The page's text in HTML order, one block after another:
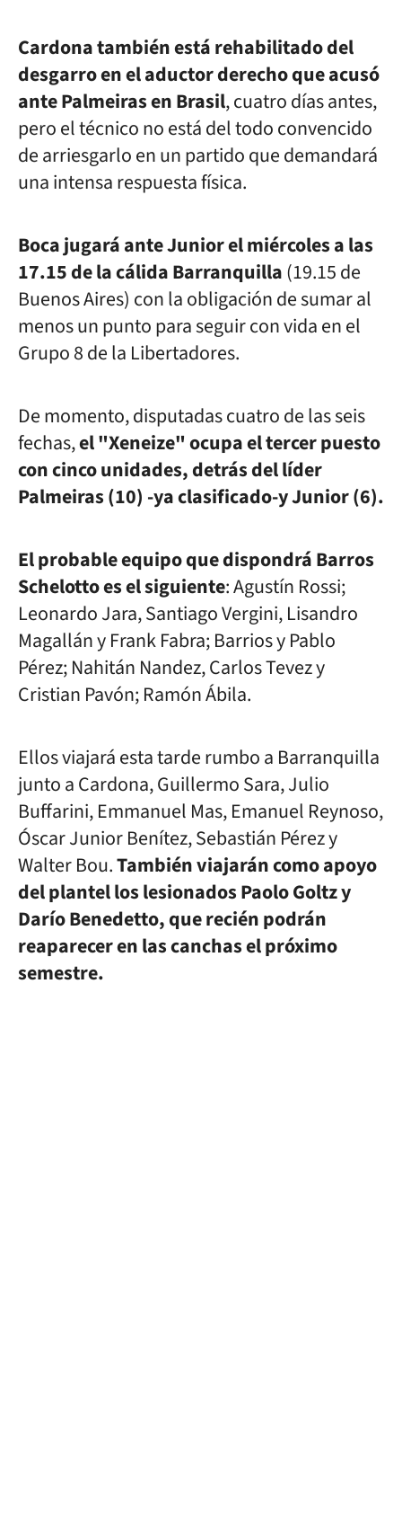
Cardona también está rehabilitado del
desgarro en el aductor derecho que acusó
ante Palmeiras en Brasil, cuatro días antes,
pero el técnico no está del todo convencido
de arriesgarlo en un partido que demandará
una intensa respuesta física.
Boca jugará ante Junior el miércoles a las
17.15 de la cálida Barranquilla(19.15 de
Buenos Aires) con la obligación de sumar al
menos un punto para seguir con vida en el
Grupo 8 de la Libertadores.
De momento, disputadas cuatro de las seis
fechas,el "Xeneize" ocupa el tercer puesto
con cinco unidades, detrás del líder
Palmeiras (10) -ya clasificado-y Junior (6).
El probable equipo que dispondrá Barros
Schelotto es el siguiente: Agustín Rossi;
Leonardo Jara, Santiago Vergini, Lisandro
Magallán y Frank Fabra; Barrios y Pablo
Pérez; Nahitán Nandez, Carlos Tevez y
Cristian Pavón; Ramón Ábila.
Ellos viajará esta tarde rumbo a Barranquilla
junto a Cardona, Guillermo Sara, Julio
Buffarini, Emmanuel Mas, Emanuel Reynoso,
Óscar Junior Benítez, Sebastián Pérez y
Walter Bou.También viajarán como apoyo
del plantel los lesionados Paolo Goltz y
Darío Benedetto, que recién podrán
reaparecer en las canchas el próximo
semestre.